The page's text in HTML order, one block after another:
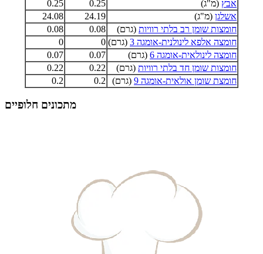
אבץ (מ"ג) 0.25
0.25
אשלגן (מ"ג) 24.19
24.08
חומצות שומן רב בלתי רוויות (גרם) 0.08
0.08
חומצה אלפא לינולנית-אומגה 3
(גרם) 0
0
חומצה לינולאית-אומגה 6
(גרם) 0.07
0.07
חומצות שומן חד בלתי רוויות (גרם) 0.22
0.22
חומצת שומן אולאית-אומגה 9
(גרם) 0.2
0.2
מתכונים חלופיים